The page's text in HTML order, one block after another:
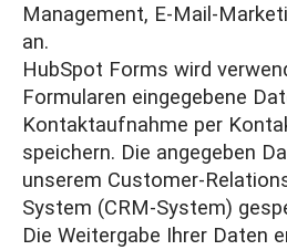
Management, E-Mail-
an.
HubSpot Forms wird
Formularen eingegebene
Kontaktaufnahme per
speichern. Die angegeben
unserem Customer-
System (CRM-System)
Die Weitergabe Ihrer Daten